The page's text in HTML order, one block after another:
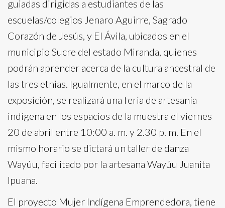
guiadas dirigidas a estudiantes de las
escuelas/colegios Jenaro Aguirre, Sagrado
Corazón de Jesús, y El Ávila, ubicados en el
municipio Sucre del estado Miranda, quienes
podrán aprender acerca de la cultura ancestral de
las tres etnias. Igualmente, en el marco de la
exposición, se realizará una feria de artesanía
indígena en los espacios de la muestra el viernes
20 de abril entre 10:00 a. m. y 2.30 p. m. En el
mismo horario se dictará un taller de danza
Wayúu, facilitado por la artesana Wayúu Juanita
Ipuana.
El proyecto Mujer Indígena Emprendedora, tiene